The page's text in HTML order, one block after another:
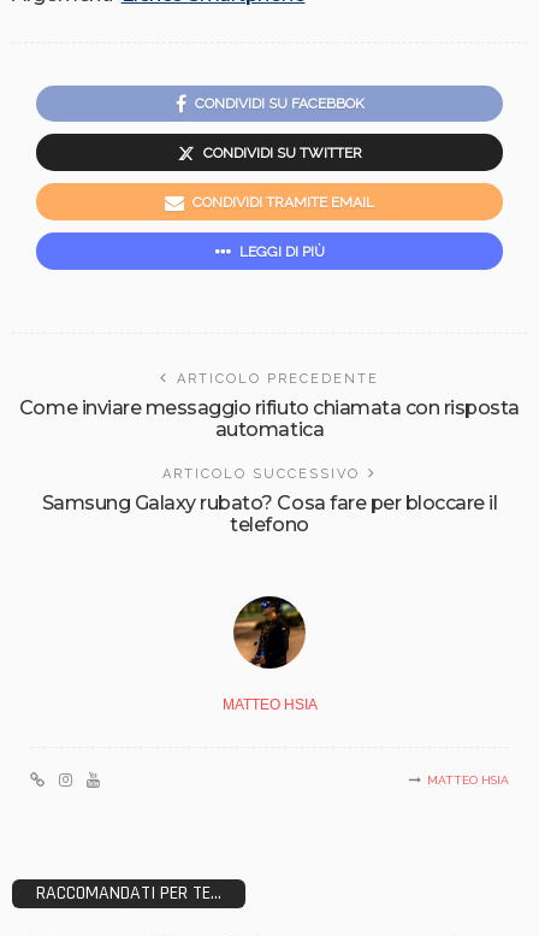
CONDIVIDI SU FACEBBOK
CONDIVIDI SU TWITTER
CONDIVIDI TRAMITE EMAIL
LEGGI DI PIÙ
ARTICOLO PRECEDENTE
Come inviare messaggio rifiuto chiamata con risposta
automatica
ARTICOLO SUCCESSIVO
Samsung Galaxy rubato? Cosa fare per bloccare il
telefono
MATTEO HSIA
MATTEO HSIA
RACCOMANDATI PER TE...